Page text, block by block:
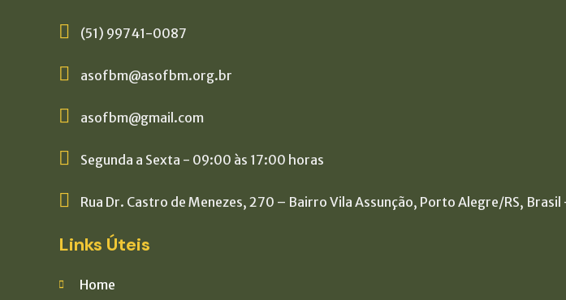
(51) 99741-0087
asofbm@asofbm.org.br
asofbm@gmail.com
Segunda a Sexta - 09:00 às 17:00 horas
Rua Dr. Castro de Menezes, 270 – Bairro Vila Assunção, Porto Alegre/RS,
Links Úteis
Home